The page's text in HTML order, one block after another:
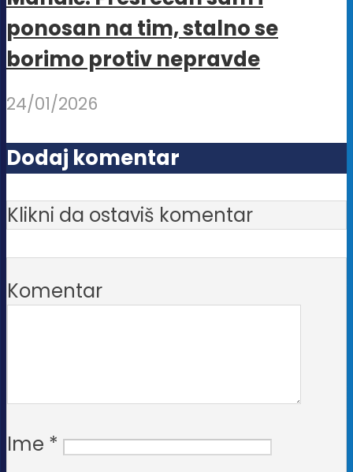
ponosan na tim, stalno se
borimo protiv nepravde
24/01/2026
Dodaj komentar
Klikni da ostaviš komentar
Komentar
Ime *